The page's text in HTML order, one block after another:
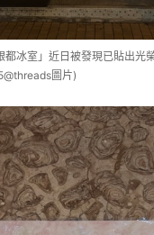
冰室」近日被發現已貼出光
圖片)